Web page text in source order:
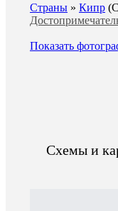
Страны » Кипр
Показать
Схемы и